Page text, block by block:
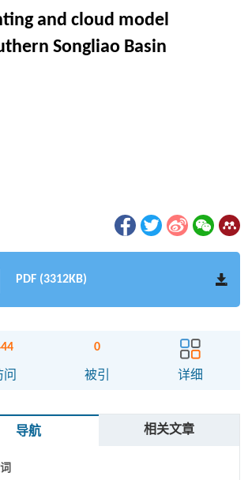
and cloud model
Songliao Basin
PDF (3312KB)
问
0
被引 详细
导航 相关文章
abstract